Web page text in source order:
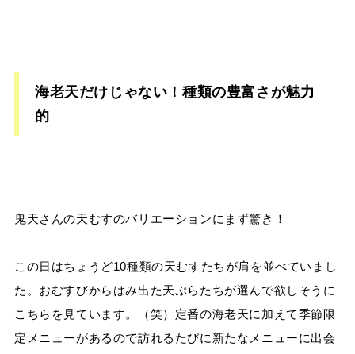
海老天だけじゃない！種類の豊富さが魅力
的
鬼天さんの天むすのバリエーションにまず驚き！
この日はちょうど10種類の天むすたちが肩を並べていまし
た。おむすびからはみ出た天ぷらたちが選んで欲しそうに
こちらを見ています。（笑）定番の海老天に加えて季節限
定メニューがあるので訪れるたびに新たなメニューに出会